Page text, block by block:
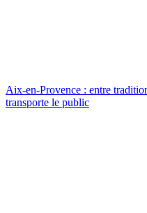
Aix-en-Provence : entre
transporte le public